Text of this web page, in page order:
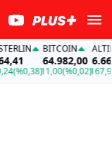
(%0,38)
BITCOIN
64.982,00
11,00(%0,02)
ALTIN
167,96